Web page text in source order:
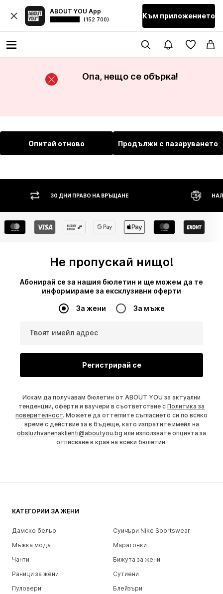
ABOUT YOU App
(152 700) Към приложението
Опа, нещо се обърка!
Опитай отново Продължи с пазаруването
30 ДНИ ПРАВО НА ВРЪЩАНЕ
Не пропускай нищо!
Абонирай се за нашия бюлетин и ще можем да те
информираме за ексклузивни оферти
За жени За мъже
Твоят имейл адрес
Регистрирай се
Искам да получавам бюлетин от ABOUT YOU за актуални
тенденции, оферти и ваучери в съответствие с Политика за
поверителност. Можете да оттеглите съгласието си по всяко
време с действие за в бъдеще, като изпратите имейл на
obsluzhvanenaklienti@aboutyou.bg или използвате опцията за
отписване в края на всеки бюлетин.
КАТЕГОРИИ ЗА ЖЕНИ
Дамско бельо
Суичъри Nike Sportswear
Мъжка мода
Маратонки
Чанти
Бижута за жени
Раници за жени
Сутиени
Пуловери
Блейзъри